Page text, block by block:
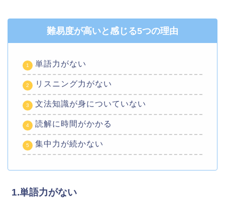
難易度が高いと感じる5つの理由
単語力がない
リスニング力がない
文法知識が身についていない
読解に時間がかかる
集中力が続かない
1.単語力がない